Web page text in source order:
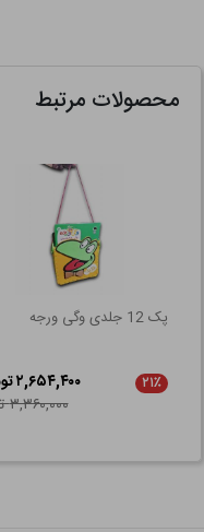
محصولات مرتبط
پک 12 جلدی وگی ورجه
۲۱٪
۲,۶۵۴,۴۰۰ تومان
۳,۳۶۰,۰۰۰ تومان